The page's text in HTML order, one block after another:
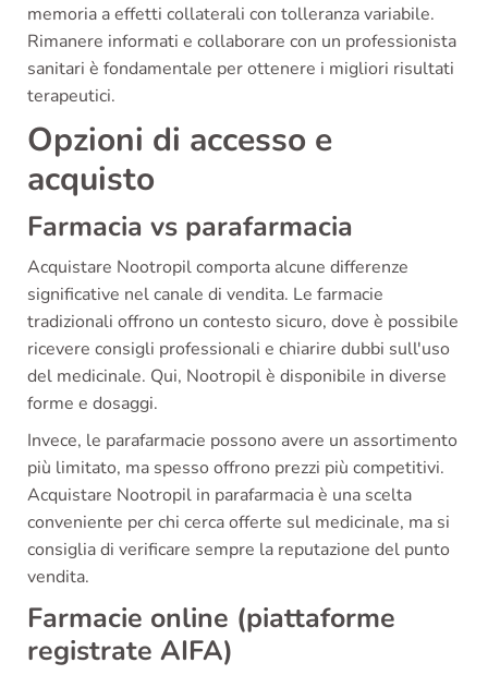
memoria a effetti collaterali con tolleranza variabile.
Rimanere informati e collaborare con un professionista
sanitari è fondamentale per ottenere i migliori risultati
terapeutici.
Opzioni di accesso e
acquisto
Farmacia vs parafarmacia
Acquistare Nootropil comporta alcune differenze
significative nel canale di vendita. Le farmacie
tradizionali offrono un contesto sicuro, dove è possibile
ricevere consigli professionali e chiarire dubbi sull'uso
del medicinale. Qui, Nootropil è disponibile in diverse
forme e dosaggi.
Invece, le parafarmacie possono avere un assortimento
più limitato, ma spesso offrono prezzi più competitivi.
Acquistare Nootropil in parafarmacia è una scelta
conveniente per chi cerca offerte sul medicinale, ma si
consiglia di verificare sempre la reputazione del punto
vendita.
Farmacie online (piattaforme
registrate AIFA)